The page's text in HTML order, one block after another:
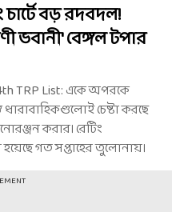
বড় রদবদল!
ভবানী' বেঙ্গল টপার
TRP List: একে অপরকে
চেষ্টা করছে
করার। রেটিং
হয়েছে গত সপ্তাহের তুলোনায়।